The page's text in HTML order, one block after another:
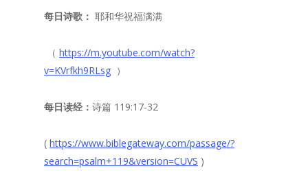
每日诗歌： 耶和华祝福满满
（ https://m.youtube.com/watch?
v=KVrfkh9RLsg ）
每日读经： 诗篇 119:17-32
( https://www.biblegateway.com/passage/?
search=psalm+119&version=CUVS )